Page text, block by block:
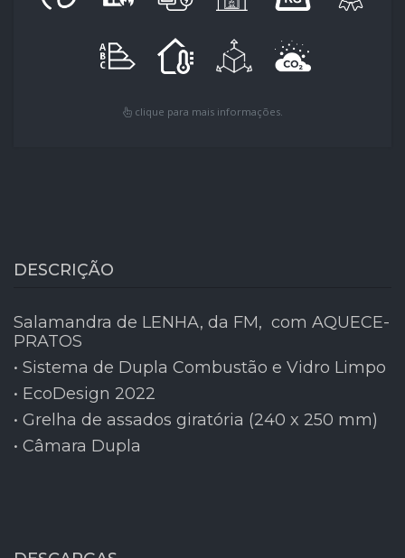
clique para mais informações.
DESCRIÇÃO
Salamandra de LENHA, da FM, com AQUECE-
PRATOS
• Sistema de Dupla Combustão e Vidro Limpo
• EcoDesign 2022
• Grelha de assados giratória (240 x 250 mm)
• Câmara Dupla